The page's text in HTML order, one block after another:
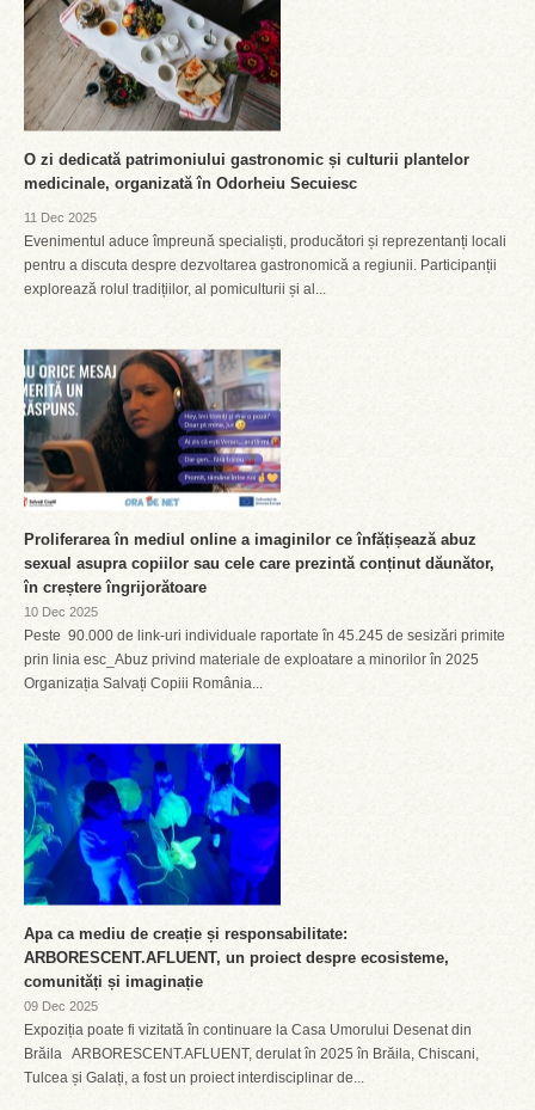
O zi dedicată patrimoniului gastronomic și culturii plantelor
medicinale, organizată în Odorheiu Secuiesc
11 Dec 2025
Evenimentul aduce împreună specialiști, producători și reprezentanți locali
pentru a discuta despre dezvoltarea gastronomică a regiunii. Participanții
explorează rolul tradițiilor, al pomiculturii și al...
Proliferarea în mediul online a imaginilor ce înfățișează abuz
sexual asupra copiilor sau cele care prezintă conținut dăunător,
în creștere îngrijorătoare
10 Dec 2025
Peste 90.000 de link-uri individuale raportate în 45.245 de sesizări primite
prin linia esc_Abuz privind materiale de exploatare a minorilor în 2025
Organizația Salvați Copiii România...
Apa ca mediu de creație și responsabilitate:
ARBORESCENT.AFLUENT, un proiect despre ecosisteme,
comunități și imaginație
09 Dec 2025
Expoziția poate fi vizitată în continuare la Casa Umorului Desenat din
Brăila ARBORESCENT.AFLUENT, derulat în 2025 în Brăila, Chiscani,
Tulcea și Galați, a fost un proiect interdisciplinar de...